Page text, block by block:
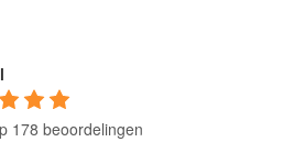
178 beoordelingen